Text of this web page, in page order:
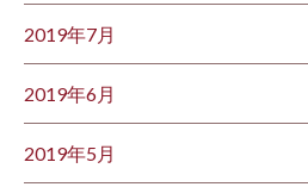
2019年7月
2019年6月
2019年5月